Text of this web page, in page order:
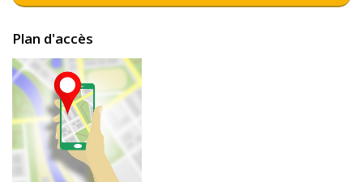
Plan d'accès